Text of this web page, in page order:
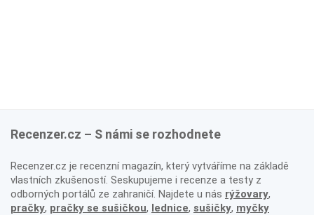
Recenzer.cz – S námi se rozhodnete
Recenzer.cz je recenzní magazín, který vytváříme na základě
vlastních zkušeností. Seskupujeme i recenze a testy z
odborných portálů ze zahraničí. Najdete u nás rýžovary,
pračky, pračky se sušičkou, lednice, sušičky, myčky